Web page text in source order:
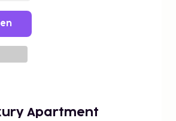
Apartment